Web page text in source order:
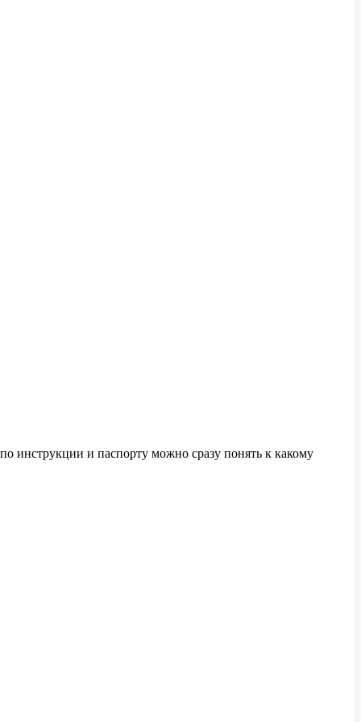
инструкции и паспорту можно сразу понять к какому